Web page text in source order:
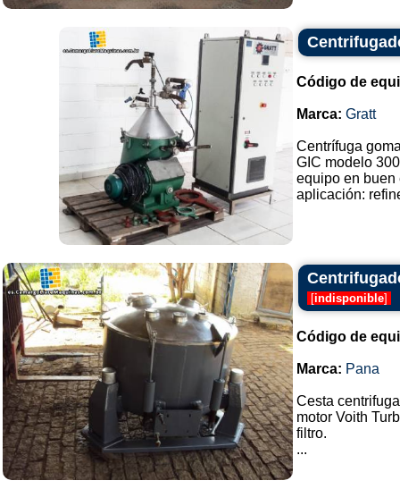
Código de
Marca: Gratt
Centrífuga
GIC modelo
equipo en buen
aplicación:
[indisponible]
Código de
Marca: Pana
Cesta
motor Voith
filtro.
...